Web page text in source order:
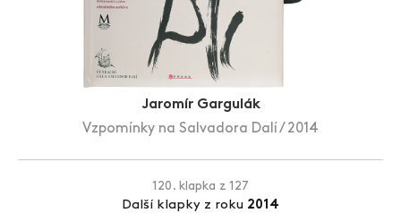
Jaromír Gargulák
Vzpomínky na Salvadora Dalí / 2014
120. klapka z 127
Další klapky z roku 2014